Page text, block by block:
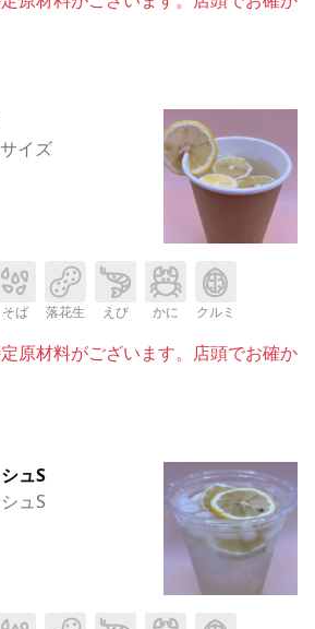
イズ
そば 落花生 えび かに クルミ
原材料がございます。店頭でお確か
ュS
ュS